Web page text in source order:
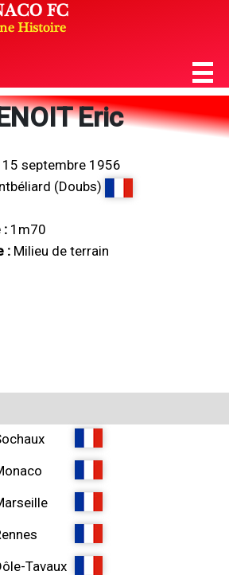
Eric
15 septembre 1956
(Doubs)
: 1m70
: Milieu de terrain
Tavaux